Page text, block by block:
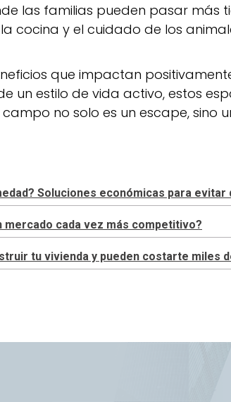
las familias pueden pasar más
cocina y el cuidado de los
que impactan
un estilo de vida activo, estos
no solo es un escape,
Soluciones económicas para evitar
mercado cada vez más competitivo?
tu vivienda y pueden costarte miles